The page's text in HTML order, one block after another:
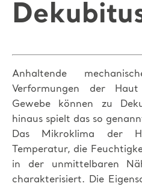
Anhaltende
Verformungen der
Gewebe können zu
hinaus spielt das so
Das Mikroklima der
Temperatur, die
in der unmittelbaren
charakterisiert. Die